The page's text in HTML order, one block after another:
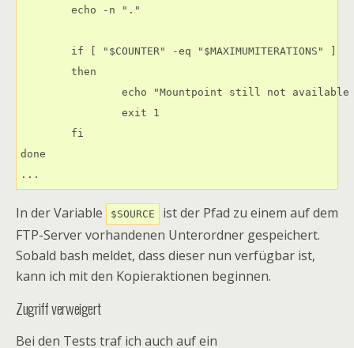
done
...
In der Variable $SOURCE
ist der Pfad zu einem auf dem
FTP-Server vorhandenen Unterordner gespeichert.
Sobald bash meldet, dass dieser nun verfügbar ist,
kann ich mit den Kopieraktionen beginnen.
Zugriff verweigert
Bei den Tests traf ich auch auf ein